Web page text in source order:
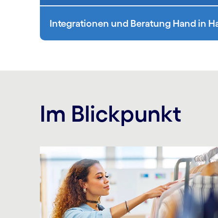
Integrationen und Beratung Hand in
Im Blickpunkt